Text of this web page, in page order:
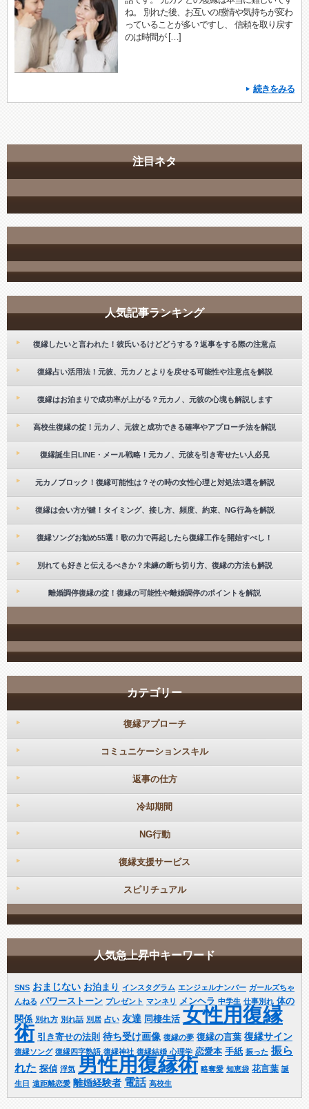
ね。 別れた後、お互いの感情や気持ちが変わ
っていることが多いですし、 信頼を取り戻す
のは時間が […]
続きをみる
注目ネタ
人気記事ランキング
復縁したいと言われた！彼氏いるけどどうする？返事をする際の注意点
復縁占い活用法！元彼、元カノとよりを戻せる可能性や注意点を解説
復縁はお泊まりで成功率が上がる？元カノ、元彼の心境も解説します
高校生復縁の掟！元カノ、元彼と成功できる確率やアプローチ法を解説
復縁誕生日LINE・メール戦略！元カノ、元彼を引き寄せたい人必見
元カノブロック！復縁可能性は？その時の女性心理と対処法3選を解説
復縁は会い方が鍵！タイミング、接し方、頻度、約束、NG行為を解説
復縁ソングお勧め55選！歌の力で再起したら復縁工作を開始すべし！
別れても好きと伝えるべきか？未練の断ち切り方、復縁の方法も解説
離婚調停復縁の掟！復縁の可能性や離婚調停のポイントを解説
カテゴリー
復縁アプローチ
コミュニケーションスキル
返事の仕方
冷却期間
NG行動
復縁支援サービス
スピリチュアル
人気急上昇中キーワード
SNS おまじない お泊まり インスタグラム エンジェルナンバー ガールズちゃ
んねる パワーストーン プレゼント マンネリ メンヘラ 中学生 仕事別れ 体の
関係 別れ方 別れ話 別居 占い 友達 同棲生活 女性用復縁
術 引き寄せの法則 待ち受け画像 復縁の夢 復縁の言葉 復縁サイン
復縁ソング 復縁四字熟語 復縁神社 復縁結婚 心理学 恋愛本 手紙 振った 振ら
れた 探偵 浮気 男性用復縁術 略奪愛 知恵袋 花言葉 誕
生日 遠距離恋愛 離婚経験者 電話 高校生